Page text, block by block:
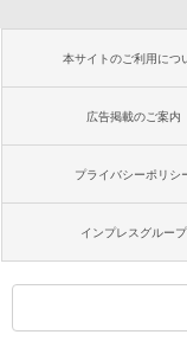
本サイトのご利用につ
広告掲載のご案内
プライバシーポリシ
インプレスグループ